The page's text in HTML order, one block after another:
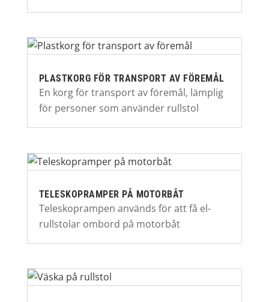
PLASTKORG FÖR TRANSPORT AV FÖREMÅL
En korg för transport av föremål, lämplig
för personer som använder rullstol
TELESKOPRAMPER PÅ MOTORBÅT
Teleskoprampen används för att få el-
rullstolar ombord på motorbåt